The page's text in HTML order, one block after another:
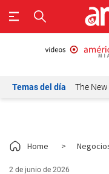
Temas del día The
Home >
2 de junio de 2026